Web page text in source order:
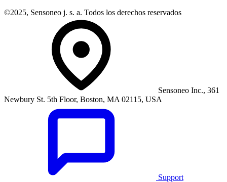
©2025, Sensoneo j. s. a. Todos los derechos reservados
Sensoneo Inc., 361
Newbury St. 5th Floor, Boston, MA 02115, USA
Support